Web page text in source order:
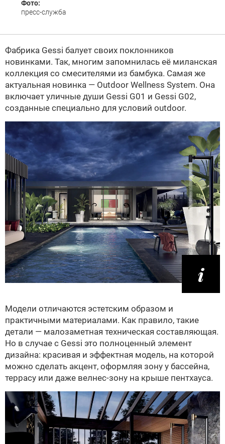
Фото:
пресс-служба
Фабрика Gessi балует своих поклонников
новинками. Так, многим запомнилась её миланская
коллекция со смесителями из бамбука. Самая же
актуальная новинка — Outdoor Wellness System. Она
включает уличные души Gessi G01 и Gessi G02,
созданные специально для условий outdoor.
Модели отличаются эстетским образом и
практичными материалами. Как правило, такие
детали — малозаметная техническая составляющая.
Но в случае с Gessi это полноценный элемент
дизайна: красивая и эффектная модель, на которой
можно сделать акцент, оформляя зону у бассейна,
террасу или даже велнес-зону на крыше пентхауса.